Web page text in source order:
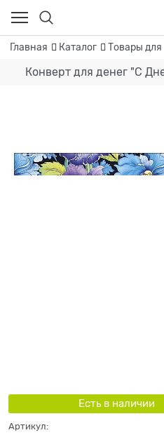
Главная Каталог Товары для
Конверт для денег "С
Есть в наличии
Артикул: